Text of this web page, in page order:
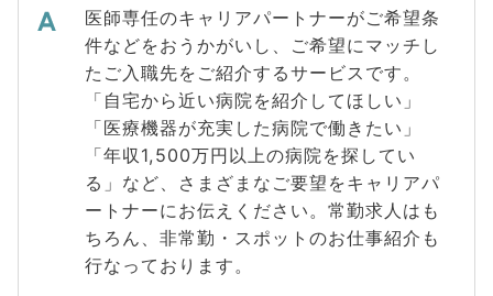
医師専任のキャリアパートナーがご希望条
件などをおうかがいし、ご希望にマッチし
たご入職先をご紹介するサービスです。
「自宅から近い病院を紹介してほしい」
「医療機器が充実した病院で働きたい」
「年収1,500万円以上の病院を探してい
る」など、さまざまなご要望をキャリアパ
ートナーにお伝えください。常勤求人はも
ちろん、非常勤・スポットのお仕事紹介も
行なっております。